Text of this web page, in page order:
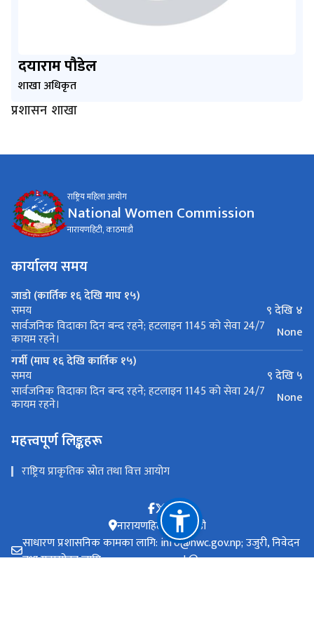
दयाराम पौडेल
शाखा अधिकृत
प्रशासन शाखा
राष्ट्रिय महिला आयोग
National Women Commission
नारायणहिटी, काठमाडौ
कार्यालय समय
जाडो (कार्तिक १६ देखि माघ १५)
समय
९ देखि ४
सार्वजनिक विदाका दिन बन्द रहने; हटलाइन 1145 को सेवा 24/7
कायम रहने।
None
गर्मी (माघ १६ देखि कार्तिक १५)
समय
९ देखि ५
सार्वजनिक विदाका दिन बन्द रहने; हटलाइन 1145 को सेवा 24/7
कायम रहने। None
महत्त्वपूर्ण लिङ्कहरू
राष्ट्रिय प्राकृतिक स्रोत तथा वित्त आयोग
नारायणहिटी, काठमाडौ
साधारण प्रशासनिक कामका लागि: info@nwc.gov.np; उजुरी, निवेदन
तथा गुनासोका लागि casemanagement@nwc.gov.np